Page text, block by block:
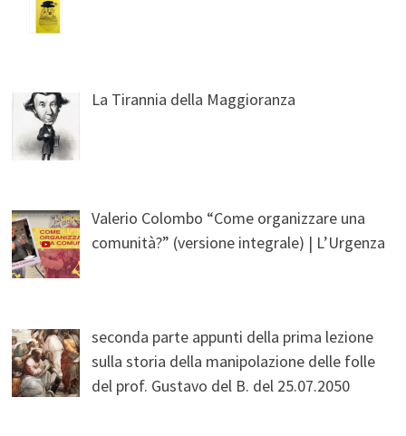
La Tirannia della Maggioranza
Valerio Colombo “Come organizzare una
comunità?” (versione integrale) | L’Urgenza
seconda parte appunti della prima lezione
sulla storia della manipolazione delle folle
del prof. Gustavo del B. del 25.07.2050